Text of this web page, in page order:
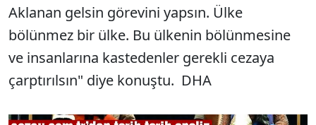
Aklanan gelsin görevini yapsın. Ülke
bölünmez bir ülke. Bu ülkenin bölünmesine
ve insanlarına kastedenler gerekli cezaya
çarptırılsın" diye konuştu. DHA